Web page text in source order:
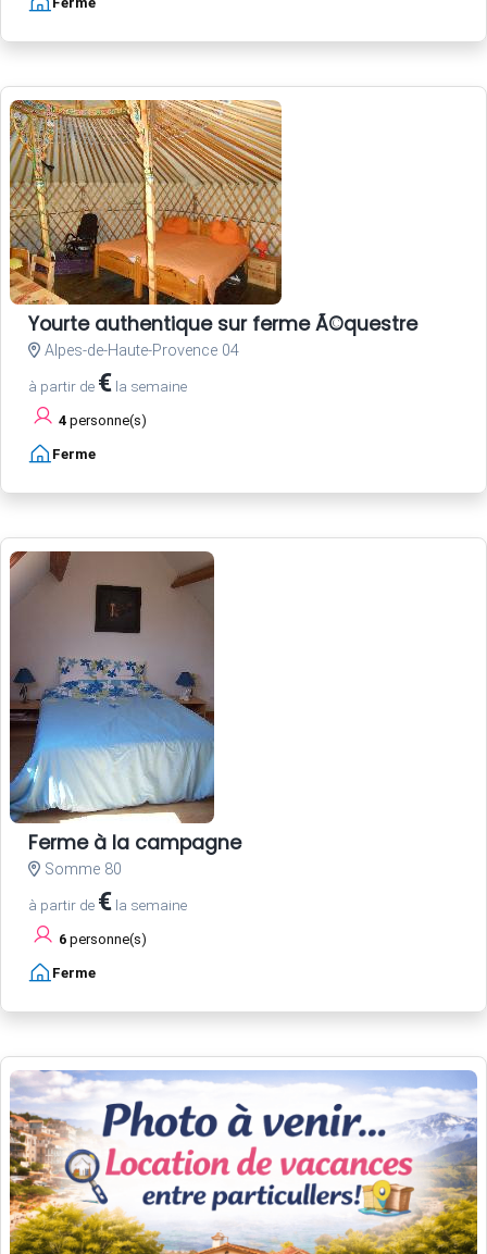
Yourte authentique sur ferme Ã©questre
Alpes-de-Haute-Provence 04
à partir de € la semaine
4 personne(s)
Ferme
Ferme à la campagne
Somme 80
à partir de € la semaine
6 personne(s)
Ferme